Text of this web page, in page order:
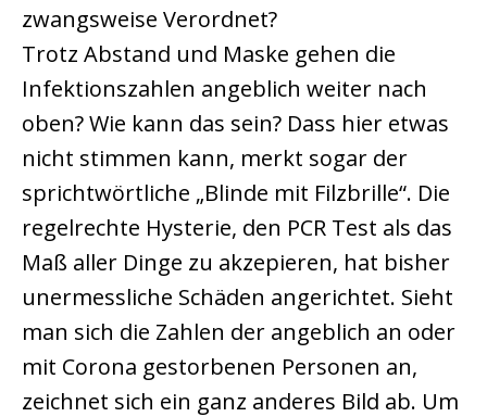
zwangsweise Verordnet?
Trotz Abstand und Maske gehen die
Infektionszahlen angeblich weiter nach
oben? Wie kann das sein? Dass hier etwas
nicht stimmen kann, merkt sogar der
sprichtwörtliche „Blinde mit Filzbrille“. Die
regelrechte Hysterie, den PCR Test als das
Maß aller Dinge zu akzepieren, hat bisher
unermessliche Schäden angerichtet. Sieht
man sich die Zahlen der angeblich an oder
mit Corona gestorbenen Personen an,
zeichnet sich ein ganz anderes Bild ab. Um